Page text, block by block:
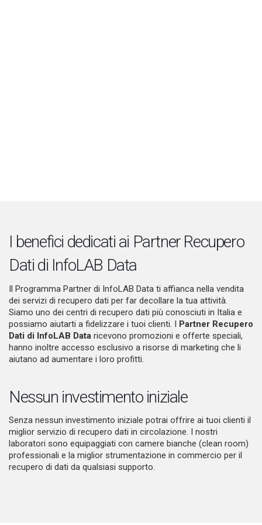
I benefici dedicati ai Partner Recupero
Dati di InfoLAB Data
Il Programma Partner di InfoLAB Data ti affianca nella vendita
dei servizi di recupero dati per far decollare la tua attività.
Siamo uno dei centri di recupero dati più conosciuti in Italia e
possiamo aiutarti a fidelizzare i tuoi clienti. I Partner Recupero
Dati di InfoLAB Data ricevono promozioni e offerte speciali,
hanno inoltre accesso esclusivo a risorse di marketing che li
aiutano ad aumentare i loro profitti.
Nessun investimento iniziale
Senza nessun investimento iniziale potrai offrire ai tuoi clienti il
miglior servizio di recupero dati in circolazione. I nostri
laboratori sono equipaggiati con camere bianche (clean room)
professionali e la miglior strumentazione in commercio per il
recupero di dati da qualsiasi supporto.